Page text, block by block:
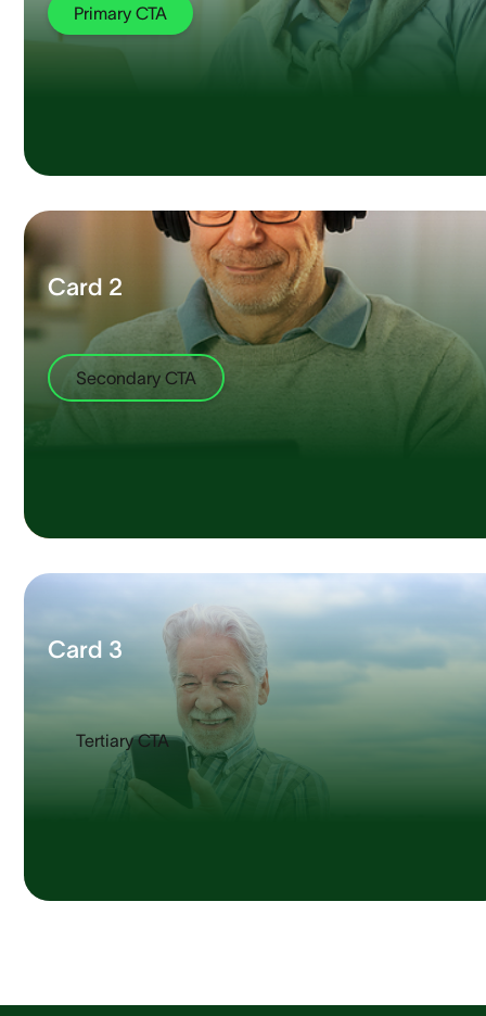
Primary CTA
Card 2
Secondary CTA
Card 3
Tertiary CTA